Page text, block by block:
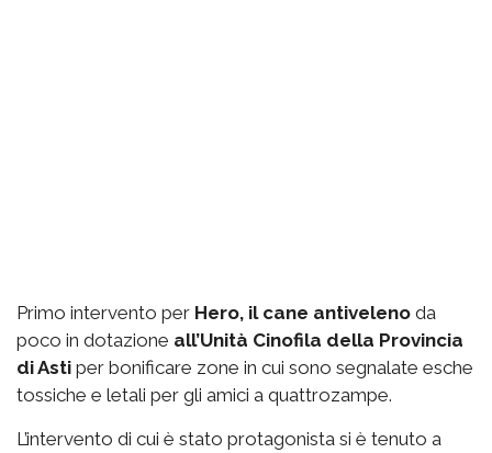
Primo intervento per Hero, il cane antiveleno da
poco in dotazione all’Unità Cinofila della Provincia
di Asti per bonificare zone in cui sono segnalate esche
tossiche e letali per gli amici a quattrozampe.
L’intervento di cui è stato protagonista si è tenuto a